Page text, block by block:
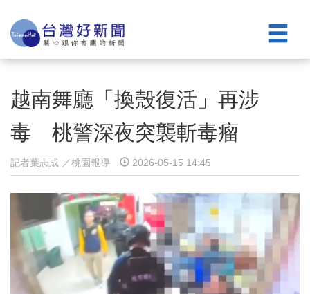
越南舞廳「換殼復活」再涉
毒 桃警深夜突襲斬毒瘤
記者葉志成 ／桃園報導 2026-05-15 14:45